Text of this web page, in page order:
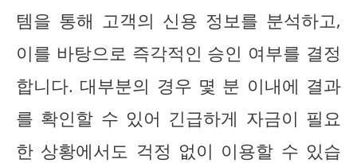
템을 통해 고객의 신용 정보를 분석하고,
이를 바탕으로 즉각적인 승인 여부를 결정
합니다. 대부분의 경우 몇 분 이내에 결과
를 확인할 수 있어 긴급하게 자금이 필요
한 상황에서도 걱정 없이 이용할 수 있습